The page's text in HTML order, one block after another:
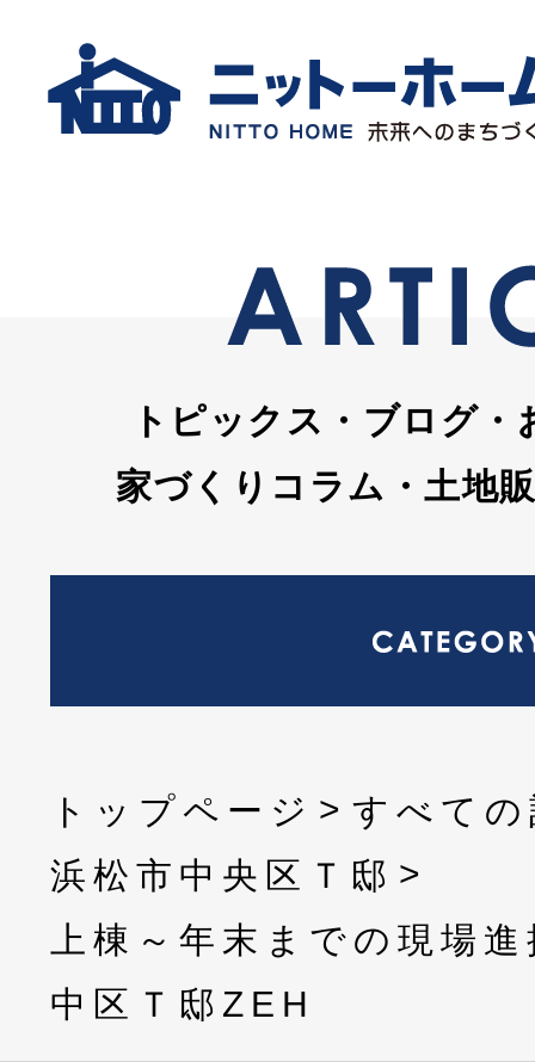
トピックス・ブログ・
家づくりコラム・土地
トップページ
すべて
浜松市中央区Ｔ邸
上棟～年末までの現場
中区Ｔ邸ZEH